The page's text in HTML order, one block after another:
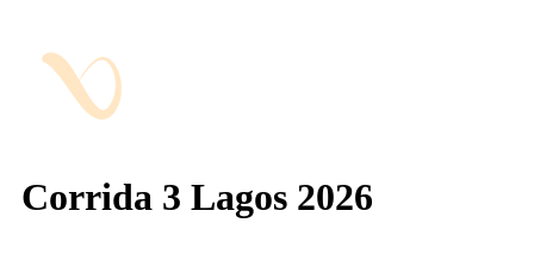
Corrida 3 Lagos 2026